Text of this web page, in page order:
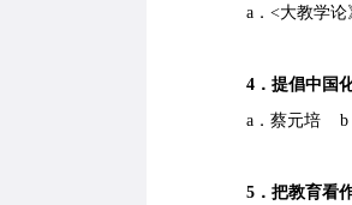
a．<大教学论
4．提倡中国化
a．蔡元培 b
5．把教育看作